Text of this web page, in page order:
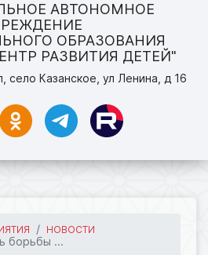
АВТОНОМНОЕ
ОБРАЗОВАНИЯ
РАЗВИТИЯ ДЕТЕЙ"
село Казанское, ул Ленина, д 16
НОВОСТИ
борьбы ...